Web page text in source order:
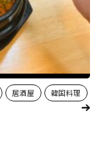
居酒屋 韓国料理